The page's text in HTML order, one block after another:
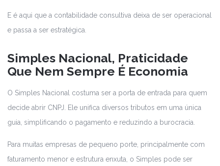
E é aqui que a contabilidade consultiva deixa de ser operacional
e passa a ser estratégica.
Simples Nacional, Praticidade
Que Nem Sempre É Economia
O Simples Nacional costuma ser a porta de entrada para quem
decide abrir CNPJ. Ele unifica diversos tributos em uma única
guia, simplificando o pagamento e reduzindo a burocracia.
Para muitas empresas de pequeno porte, principalmente com
faturamento menor e estrutura enxuta, o Simples pode ser